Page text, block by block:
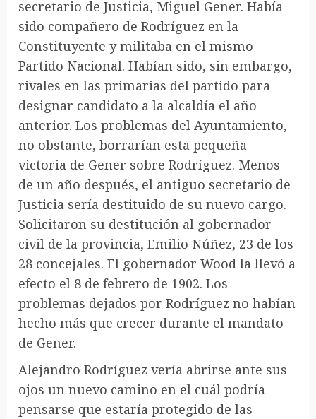
secretario de Justicia, Miguel Gener. Había
sido compañero de Rodríguez en la
Constituyente y militaba en el mismo
Partido Nacional. Habían sido, sin embargo,
rivales en las primarias del partido para
designar candidato a la alcaldía el año
anterior. Los problemas del Ayuntamiento,
no obstante, borrarían esta pequeña
victoria de Gener sobre Rodríguez. Menos
de un año después, el antiguo secretario de
Justicia sería destituido de su nuevo cargo.
Solicitaron su destitución al gobernador
civil de la provincia, Emilio Núñez, 23 de los
28 concejales. El gobernador Wood la llevó a
efecto el 8 de febrero de 1902. Los
problemas dejados por Rodríguez no habían
hecho más que crecer durante el mandato
de Gener.
Alejandro Rodríguez vería abrirse ante sus
ojos un nuevo camino en el cuál podría
pensarse que estaría protegido de las